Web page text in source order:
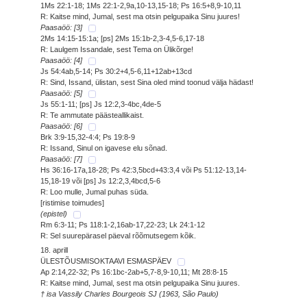
1Ms 22:1-18; 1Ms 22:1-2,9a,10-13,15-18; Ps 16:5+8,9-10,11
R: Kaitse mind, Jumal, sest ma otsin pelgupaika Sinu juures!
Paasaöö: [3]
2Ms 14:15-15:1a; [ps] 2Ms 15:1b-2,3-4,5-6,17-18
R: Laulgem Issandale, sest Tema on Ülikõrge!
Paasaöö: [4]
Js 54:4ab,5-14; Ps 30:2+4,5-6,11+12ab+13cd
R: Sind, Issand, ülistan, sest Sina oled mind toonud välja hädast!
Paasaöö: [5]
Js 55:1-11; [ps] Js 12:2,3-4bc,4de-5
R: Te ammutate päästeallikaist.
Paasaöö: [6]
Brk 3:9-15,32-4:4; Ps 19:8-9
R: Issand, Sinul on igavese elu sõnad.
Paasaöö: [7]
Hs 36:16-17a,18-28; Ps 42:3,5bcd+43:3,4 või Ps 51:12-13,14-
15,18-19 või [ps] Js 12:2,3,4bcd,5-6
R: Loo mulle, Jumal puhas süda.
[ristimise toimudes]
(epistel)
Rm 6:3-11; Ps 118:1-2,16ab-17,22-23; Lk 24:1-12
R: Sel suurepärasel päeval rõõmutsegem kõik.
18. aprill
ÜLESTÕUSMISOKTAAVI ESMASPÄEV
Ap 2:14,22-32; Ps 16:1bc-2ab+5,7-8,9-10,11; Mt 28:8-15
R: Kaitse mind, Jumal, sest ma otsin pelgupaika Sinu juures.
† isa Vassily Charles Bourgeois SJ (1963, São Paulo)